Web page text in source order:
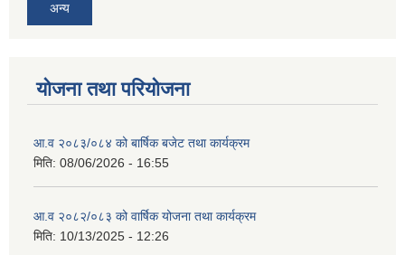
अन्य
योजना तथा परियोजना
आ.व २०८३/०८४ को बार्षिक बजेट तथा कार्यक्रम
मिति: 08/06/2026 - 16:55
आ.व २०८२/०८३ को वार्षिक योजना तथा कार्यक्रम
मिति: 10/13/2025 - 12:26